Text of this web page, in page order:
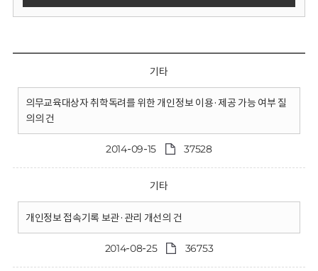
기타
의무교육대상자 취학독려를 위한 개인정보 이용·제공 가능 여부 질
의의 건
2014-09-15 37528
기타
개인정보 접속기록 보관·관리 개선의 건
2014-08-25 36753